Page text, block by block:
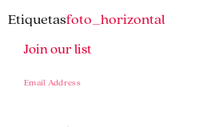
Etiquetasfoto_horizontal
Join our list